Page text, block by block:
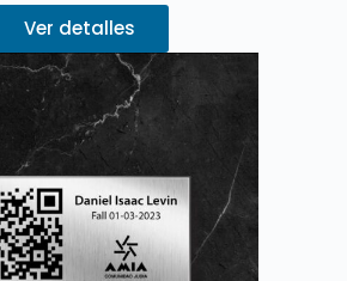
Ver detalles